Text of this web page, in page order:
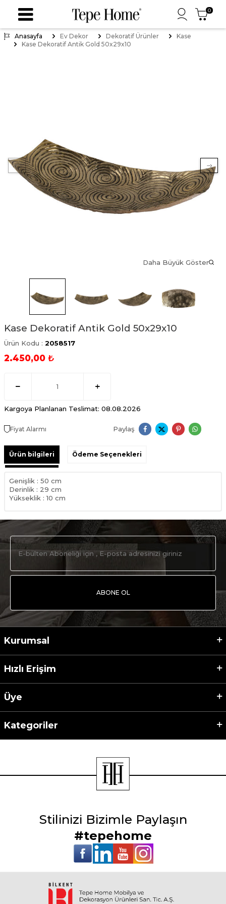
0
Anasayfa Ev Dekor Dekoratif Ürünler
Kase
Kase Dekoratif Antik Gold 50x29x10
Daha Büyük Göster
Kase Dekoratif Antik Gold 50x29x10
Ürün Kodu : 2058517
2.450,00 ₺
Kargoya Planlanan Teslimat: 08.08.2026
Fiyat Alarmı Paylaş
Ürün bilgileri Ödeme Seçenekleri
Genişlik : 50 cm
Derinlik : 29 cm
Yükseklik : 10 cm
ABONE OL
Kurumsal
Hızlı Erişim
Üye
Kategoriler
Stilinizi Bizimle Paylaşın
#tepehome